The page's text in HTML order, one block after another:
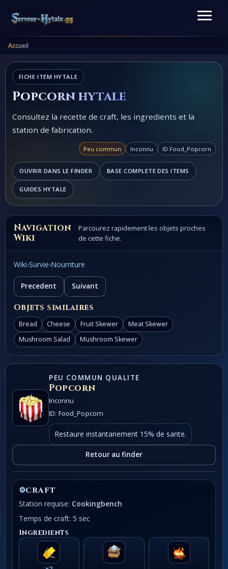
Accueil
FICHE ITEM HYTALE
Popcorn hytale
Consultez la recette de craft, les ingredients et la
station de fabrication.
Peu commun Inconnu ID Food_Popcorn
OUVRIR DANS LE FINDER BASE COMPLETE DES ITEMS
GUIDES HYTALE
Navigation
Wiki
Parcourez rapidement les objets proches
de cette fiche.
Wiki›Survie›Nourriture
Precedent Suivant
Objets similaires
Bread Cheese Fruit Skewer
Meat Skewer
Mushroom Salad
Mushroom Skewer
PEU COMMUN QUALITE
Popcorn
Inconnu
ID: Food_Popcorn
Restaure instantanement 15% de sante.
Retour au finder
⚙CRAFT
Station requise: Cookingbench
Temps de craft: 5 sec
Ingredients